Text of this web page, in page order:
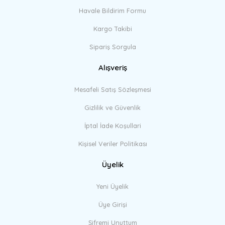
Havale Bildirim Formu
Kargo Takibi
Sipariş Sorgula
Alışveriş
Mesafeli Satış Sözleşmesi
Gizlilik ve Güvenlik
İptal İade Koşullari
Kişisel Veriler Politikası
Üyelik
Yeni Üyelik
Üye Girişi
Şifremi Unuttum